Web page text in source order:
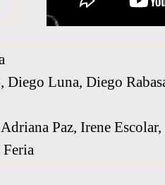
Luna, Diego
Paz, Irene